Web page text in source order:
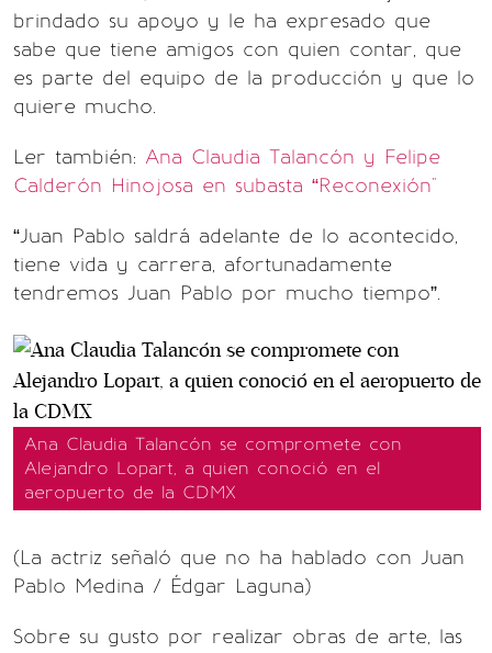
brindado su apoyo y le ha expresado que
sabe que tiene amigos con quien contar, que
es parte del equipo de la producción y que lo
quiere mucho.
Ler también: Ana Claudia Talancón y Felipe
Calderón Hinojosa en subasta “Reconexión"
“Juan Pablo saldrá adelante de lo acontecido,
tiene vida y carrera, afortunadamente
tendremos Juan Pablo por mucho tiempo”.
Ana Claudia Talancón se compromete con
Alejandro Lopart, a quien conoció en el
aeropuerto de la CDMX
(La actriz señaló que no ha hablado con Juan
Pablo Medina / Édgar Laguna)
Sobre su gusto por realizar obras de arte, las